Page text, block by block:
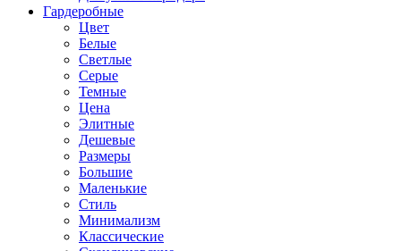
Гардеробные
Цвет
Белые
Светлые
Серые
Темные
Цена
Элитные
Дешевые
Размеры
Большие
Маленькие
Стиль
Минимализм
Классические